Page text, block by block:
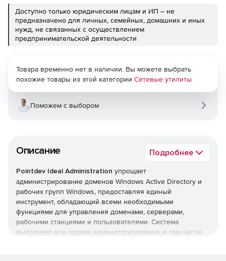
Доступно только юридическим лицам и ИП – не
предназначено для личных, семейных, домашних и иных
нужд, не связанных с осуществлением
предпринимательской деятельности
Описание Подробнее
Pointdev Ideal Administration упрощает
администрирование доменов Windows Active Directory и
рабочих групп Windows, предоставляя единый
инструмент, обладающий всеми необходимыми
функциями для управления доменами, серверами,
рабочими станциями и пользователями. Система
выполняет все задачи администрирования, в том числе
Товара временно нет в наличии. Вы можете выбрать
похожие товары из этой категории Сетевые утилиты
Поможем с выбором